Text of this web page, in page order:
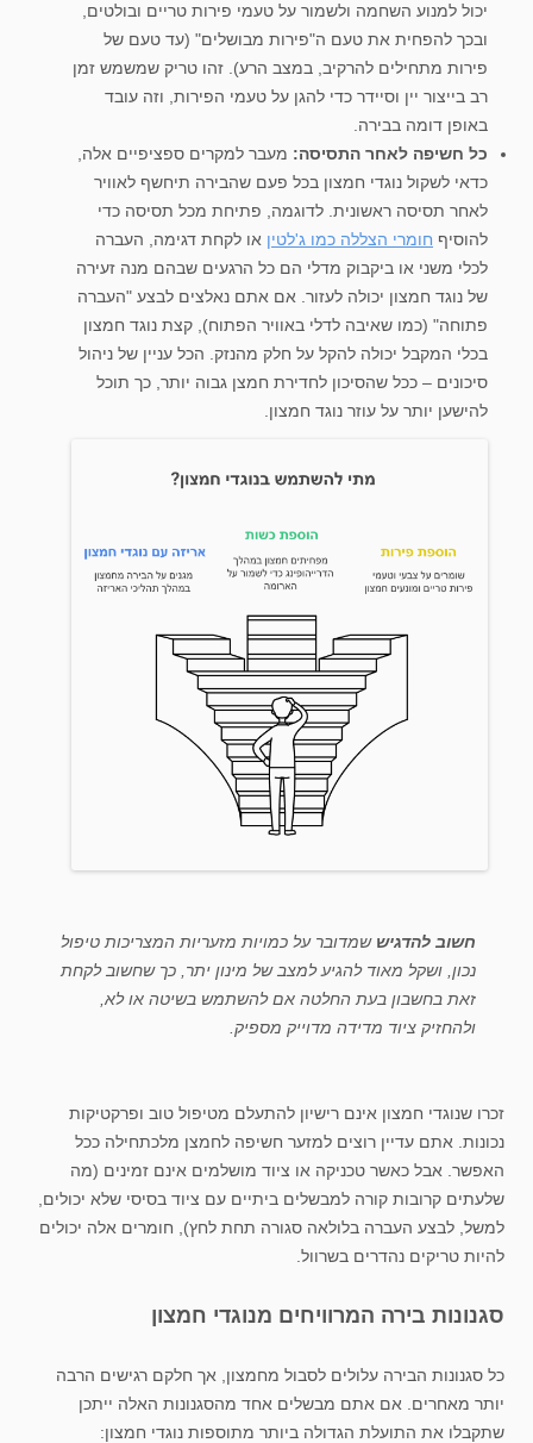
יכול למנוע השחמה ולשמור על טעמי פירות טריים ובולטים,
ובכך להפחית את טעם ה"פירות מבושלים" (עד טעם של
פירות מתחילים להרקיב, במצב הרע). זהו טריק שמשמש זמן
רב בייצור יין וסיידר כדי להגן על טעמי הפירות, וזה עובד
באופן דומה בבירה.
כל חשיפה לאחר התסיסה: מעבר למקרים ספציפיים אלה,
כדאי לשקול נוגדי חמצון בכל פעם שהבירה תיחשף לאוויר
לאחר תסיסה ראשונית. לדוגמה, פתיחת מכל תסיסה כדי
להוסיף חומרי הצללה כמו ג'לטין או לקחת דגימה, העברה
לכלי משני או ביקבוק מדלי הם כל הרגעים שבהם מנה זעירה
של נוגד חמצון יכולה לעזור. אם אתם נאלצים לבצע "העברה
פתוחה" (כמו שאיבה לדלי באוויר הפתוח), קצת נוגד חמצון
בכלי המקבל יכולה להקל על חלק מהנזק. הכל עניין של ניהול
סיכונים – ככל שהסיכון לחדירת חמצן גבוה יותר, כך תוכל
להישען יותר על עוזר נוגד חמצון.
חשוב להדגיש שמדובר על כמויות מזעריות המצריכות טיפול
נכון, ושקל מאוד להגיע למצב של מינון יתר, כך שחשוב לקחת
זאת בחשבון בעת החלטה אם להשתמש בשיטה או לא,
ולהחזיק ציוד מדידה מדוייק מספיק.
זכרו שנוגדי חמצון אינם רישיון להתעלם מטיפול טוב ופרקטיקות
נכונות. אתם עדיין רוצים למזער חשיפה לחמצן מלכתחילה ככל
האפשר. אבל כאשר טכניקה או ציוד מושלמים אינם זמינים (מה
שלעתים קרובות קורה למבשלים ביתיים עם ציוד בסיסי שלא יכולים,
למשל, לבצע העברה בלולאה סגורה תחת לחץ), חומרים אלה יכולים
להיות טריקים נהדרים בשרוול.
סגנונות בירה המרוויחים מנוגדי חמצון
כל סגנונות הבירה עלולים לסבול מחמצון, אך חלקם רגישים הרבה
יותר מאחרים. אם אתם מבשלים אחד מהסגנונות האלה ייתכן
שתקבלו את התועלת הגדולה ביותר מתוספות נוגדי חמצון: